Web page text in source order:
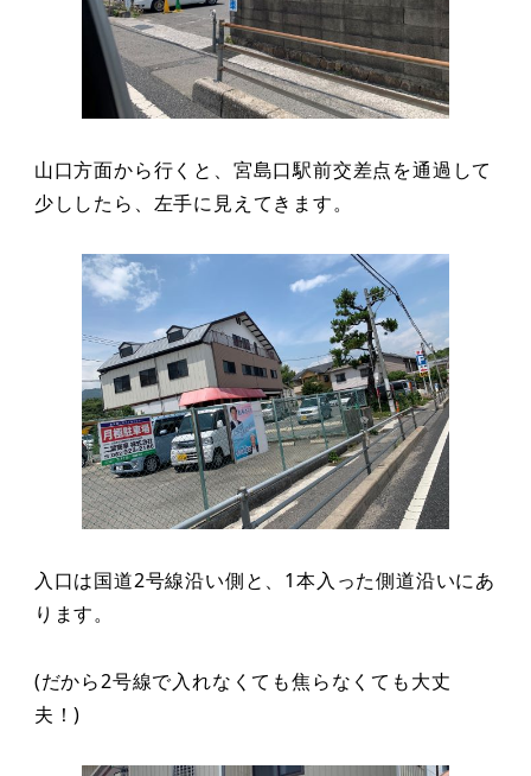
山口方面から行くと、 宮島口駅前交差点を通過して
少ししたら、左手に見えてきます。
入口は国道2号線沿い側と、1本入った側道沿いにあ
ります。
(だから2号線で入れなくても焦らなくても大丈
夫！)